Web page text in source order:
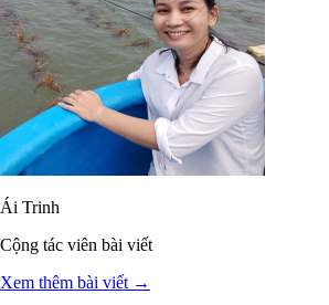
Ái Trinh
Cộng tác viên bài viết
Xem thêm bài viết →